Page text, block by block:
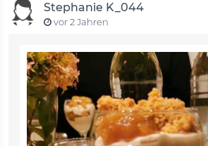
Stephanie K_044
vor 2 Jahren